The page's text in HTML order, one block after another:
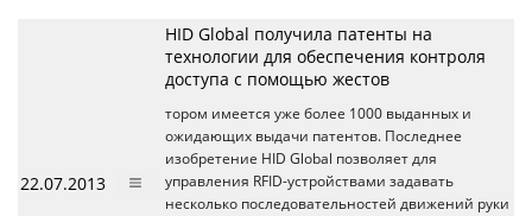
22.07.2013
HID Global получила патенты на
технологии для обеспечения контроля
доступа с помощью жестов
тором имеется уже более 1000 выданных и
ожидающих выдачи патентов. Последнее
изобретение HID Global позволяет для
управления RFID-устройствами задавать
несколько последовательностей движений руки